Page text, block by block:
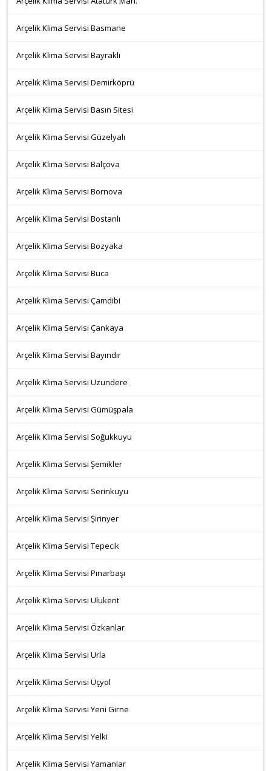
Arçelik Klima Servisi Basmane
Arçelik Klima Servisi Bayraklı
Arçelik Klima Servisi Demirköprü
Arçelik Klima Servisi Basın Sitesi
Arçelik Klima Servisi Güzelyalı
Arçelik Klima Servisi Balçova
Arçelik Klima Servisi Bornova
Arçelik Klima Servisi Bostanlı
Arçelik Klima Servisi Bozyaka
Arçelik Klima Servisi Buca
Arçelik Klima Servisi Çamdibi
Arçelik Klima Servisi Çankaya
Arçelik Klima Servisi Bayındır
Arçelik Klima Servisi Uzundere
Arçelik Klima Servisi Gümüşpala
Arçelik Klima Servisi Soğukkuyu
Arçelik Klima Servisi Şemikler
Arçelik Klima Servisi Serinkuyu
Arçelik Klima Servisi Şirinyer
Arçelik Klima Servisi Tepecik
Arçelik Klima Servisi Pınarbaşı
Arçelik Klima Servisi Ulukent
Arçelik Klima Servisi Özkanlar
Arçelik Klima Servisi Urla
Arçelik Klima Servisi Üçyol
Arçelik Klima Servisi Yeni Girne
Arçelik Klima Servisi Yelki
Arçelik Klima Servisi Yamanlar